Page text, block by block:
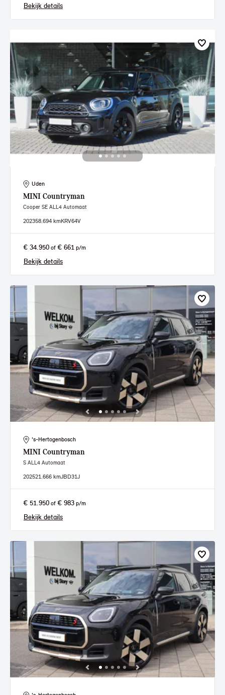
Bekijk details
Uden
MINI Countryman
Cooper SE ALL4 Automaat
202358.694 kmKRV64V
€ 34.950 of € 661 p/m
Bekijk details
's-Hertogenbosch
MINI Countryman
S ALL4 Automaat
202521.666 kmJBD31J
€ 51.950 of € 983 p/m
Bekijk details